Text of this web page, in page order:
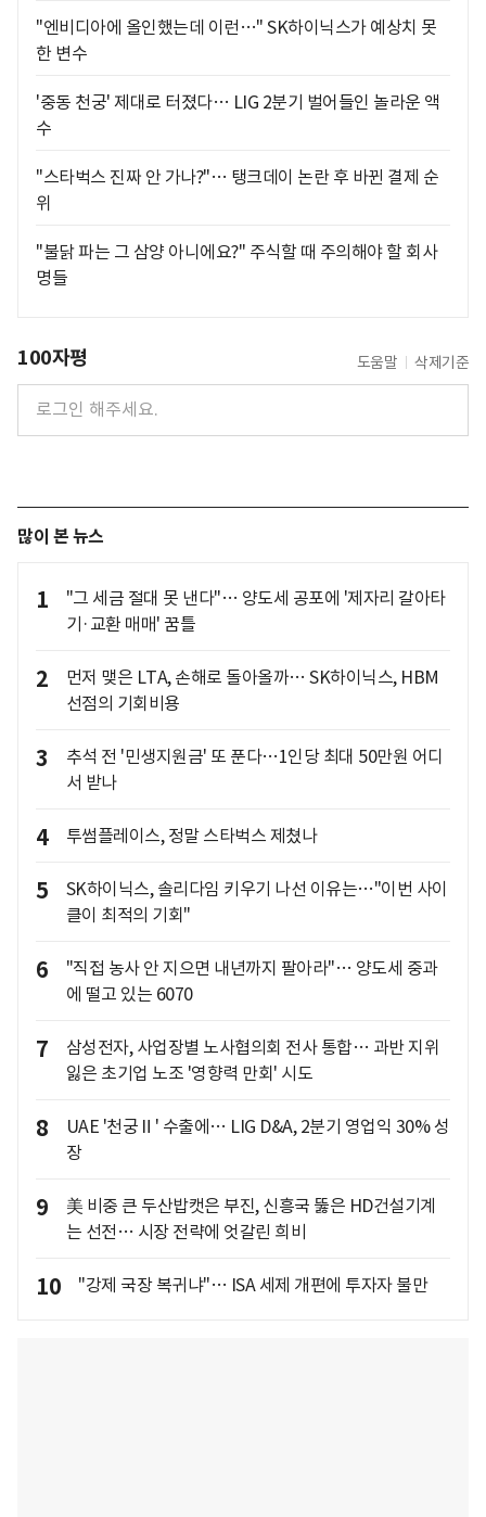
"엔비디아에 올인했는데 이런…" SK하이닉스가 예상치 못
한 변수
'중동 천궁' 제대로 터졌다… LIG 2분기 벌어들인 놀라운 액
수
"스타벅스 진짜 안 가나?"… 탱크데이 논란 후 바뀐 결제 순
위
"불닭 파는 그 삼양 아니에요?" 주식할 때 주의해야 할 회사
명들
100자평 도움말 삭제기준
많이 본 뉴스
1
"그 세금 절대 못 낸다"… 양도세 공포에 '제자리 갈아타
기·교환 매매' 꿈틀
2
먼저 맺은 LTA, 손해로 돌아올까… SK하이닉스, HBM
선점의 기회비용
3
추석 전 '민생지원금' 또 푼다…1인당 최대 50만원 어디
서 받나
4 투썸플레이스, 정말 스타벅스 제쳤나
5
SK하이닉스, 솔리다임 키우기 나선 이유는…"이번 사이
클이 최적의 기회"
6
"직접 농사 안 지으면 내년까지 팔아라"… 양도세 중과
에 떨고 있는 6070
7
삼성전자, 사업장별 노사협의회 전사 통합… 과반 지위
잃은 초기업 노조 '영향력 만회' 시도
8
UAE '천궁Ⅱ' 수출에… LIG D&A, 2분기 영업익 30% 성
장
9
美 비중 큰 두산밥캣은 부진, 신흥국 뚫은 HD건설기계
는 선전… 시장 전략에 엇갈린 희비
10 "강제 국장 복귀냐"… ISA 세제 개편에 투자자 불만